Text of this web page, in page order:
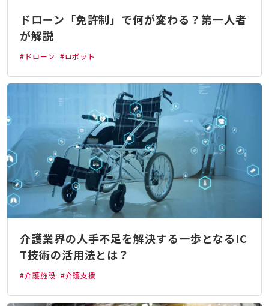
ドローン「免許制」で何が変わる？第一人者
が解説
#ドローン #ロボット
介護業界の人手不足を解決する一歩となるIC
T技術の活用法とは？
#介護施設 #介護支援